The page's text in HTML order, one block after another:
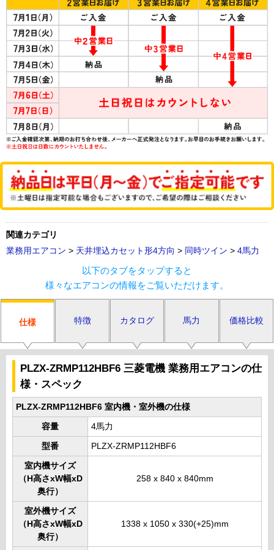
関連カテゴリ
業務用エアコン > 天井埋込カセット形4方向 > 同時ツイン > 4馬力
以下のタブをタップすると
様々なエアコンの情報をご覧いただけます。
仕様 特徴 カタログ 馬力 価格比較
PLZX-ZRMP112HBF6 三菱電機 業務用エアコンの仕
様・スペック
PLZX-ZRMP112HBF6 室内機・室外機の仕様
容量 4馬力
型番 PLZX-ZRMP112HBF6
室内機サイズ
（H高さxW幅xD
奥行）
258 x 840 x 840mm
室外機サイズ
（H高さxW幅xD
奥行）
1338 x 1050 x 330(+25)mm